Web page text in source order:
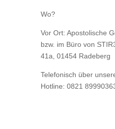
Wo?
Vor Ort: Apostolische
bzw. im Büro von
41a, 01454 Radeberg
Telefonisch über
Hotline: 0821